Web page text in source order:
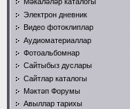
Электрон дневник
Видео фотоклиплар
Аудиоматериаллар
Фотоальбомнар
Сайтыбыз дуслары
Сайтлар каталогы
Мәктәп Форумы
Авыллар тарихы